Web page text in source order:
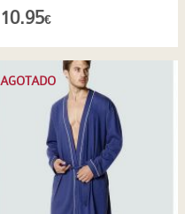
10.95€
AGOTADO